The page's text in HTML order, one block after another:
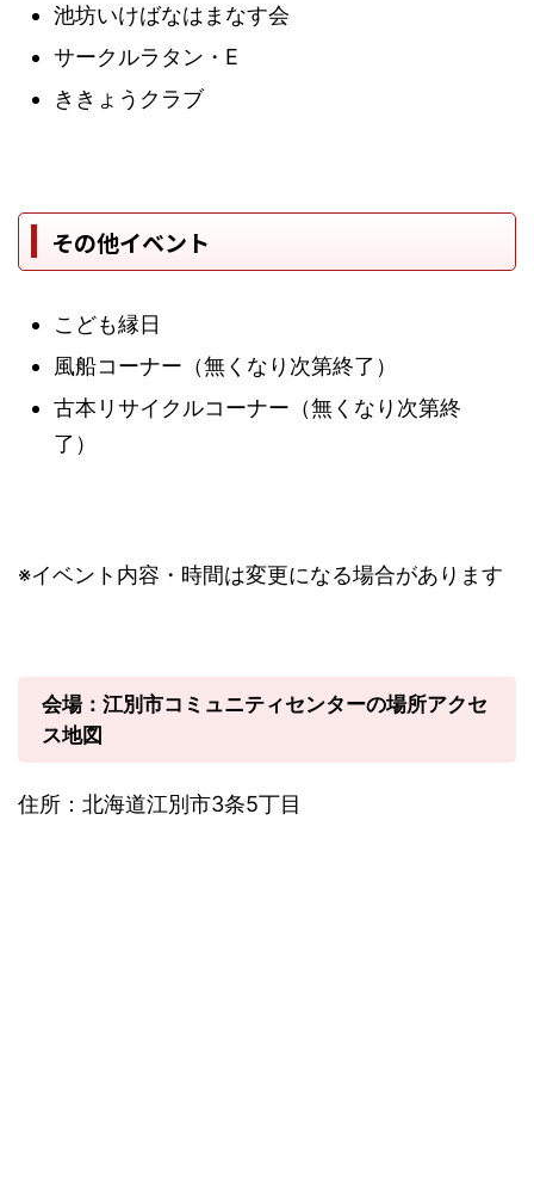
池坊いけばなはまなす会
サークルラタン・E
ききょうクラブ
その他イベント
こども縁日
風船コーナー（無くなり次第終了）
古本リサイクルコーナー（無くなり次第終
了）
※イベント内容・時間は変更になる場合があります
会場：江別市コミュニティセンターの場所アクセ
ス地図
住所：北海道江別市3条5丁目